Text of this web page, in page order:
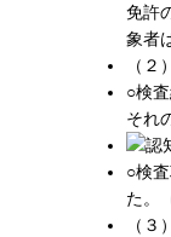
免許
象者
（
○検
それ
○検
た。
（